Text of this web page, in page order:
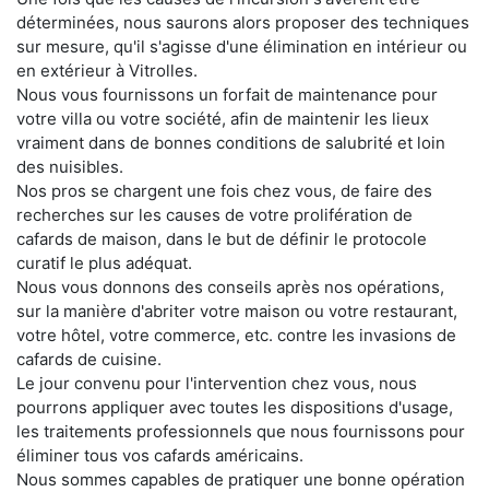
déterminées, nous saurons alors proposer des techniques
sur mesure, qu'il s'agisse d'une élimination en intérieur ou
en extérieur à Vitrolles.
Nous vous fournissons un forfait de maintenance pour
votre villa ou votre société, afin de maintenir les lieux
vraiment dans de bonnes conditions de salubrité et loin
des nuisibles.
Nos pros se chargent une fois chez vous, de faire des
recherches sur les causes de votre prolifération de
cafards de maison, dans le but de définir le protocole
curatif le plus adéquat.
Nous vous donnons des conseils après nos opérations,
sur la manière d'abriter votre maison ou votre restaurant,
votre hôtel, votre commerce, etc. contre les invasions de
cafards de cuisine.
Le jour convenu pour l'intervention chez vous, nous
pourrons appliquer avec toutes les dispositions d'usage,
les traitements professionnels que nous fournissons pour
éliminer tous vos cafards américains.
Nous sommes capables de pratiquer une bonne opération